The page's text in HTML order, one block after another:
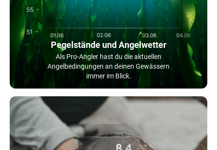
Pegelstände und Angelwetter
Als Pro-Angler hast du die aktuellen
Angelbedingungen an deinen Gewässern
immer im Blick.